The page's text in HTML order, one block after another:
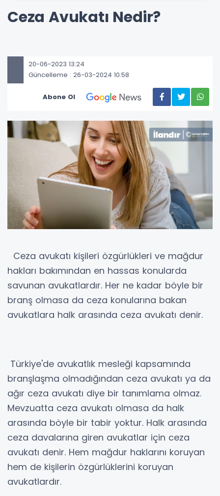
Ceza Avukatı Nedir?
20-06-2023 13:24
Güncelleme : 26-03-2024 10:58
Abone Ol
Ceza avukatı kişileri özgürlükleri ve mağdur
hakları bakımından en hassas konularda
savunan avukatlardır. Her ne kadar böyle bir
branş olmasa da ceza konularına bakan
avukatlara halk arasında ceza avukatı denir.
Türkiye'de avukatlık mesleği kapsamında
branşlaşma olmadığından ceza avukatı ya da
ağır ceza avukatı diye bir tanımlama olmaz.
Mevzuatta ceza avukatı olmasa da halk
arasında böyle bir tabir yoktur. Halk arasında
ceza davalarına giren avukatlar için ceza
avukatı denir. Hem mağdur haklarını koruyan
hem de kişilerin özgürlüklerini koruyan
avukatlardır.